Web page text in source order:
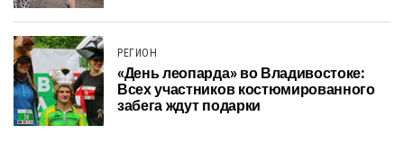
РЕГИОН
«День леопарда» во Владивостоке:
Всех участников костюмированного
забега ждут подарки